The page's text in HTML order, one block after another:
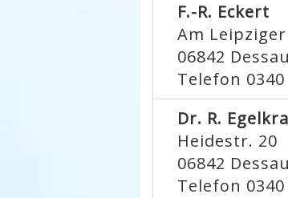
F.-R. Eckert
Am
06842
Telefon 0340
Dr. R.
Heidestr. 20
06842
Telefon 0340